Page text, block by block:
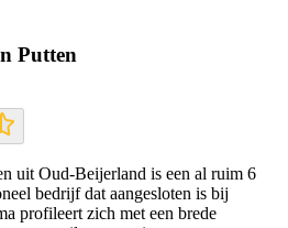
Putten
uit Oud‑Beijerland is een al ruim 6
bedrijf dat aangesloten is bij
profileert zich met een brede